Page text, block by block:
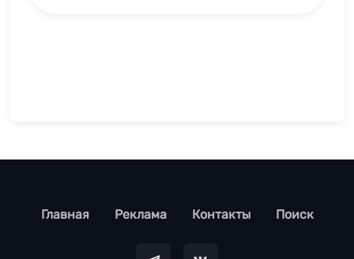
footer
Главная Реклама Контакты Поиск